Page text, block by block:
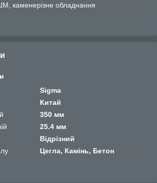
каменерізне обладнання
Sigma
Китай
350 мм
25.4 мм
Відрізний
Цегла, Камінь, Бетон